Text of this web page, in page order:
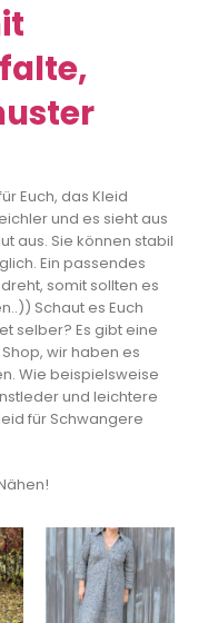
Euch, das Kleid
und es sieht aus
aus. Sie können stabil
Ein passendes
somit sollten es
Schaut es Euch
selber? Es gibt eine
wir haben es
Wie beispielsweise
und leichtere
für Schwangere